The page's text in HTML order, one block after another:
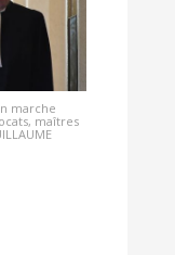
marche
maîtres